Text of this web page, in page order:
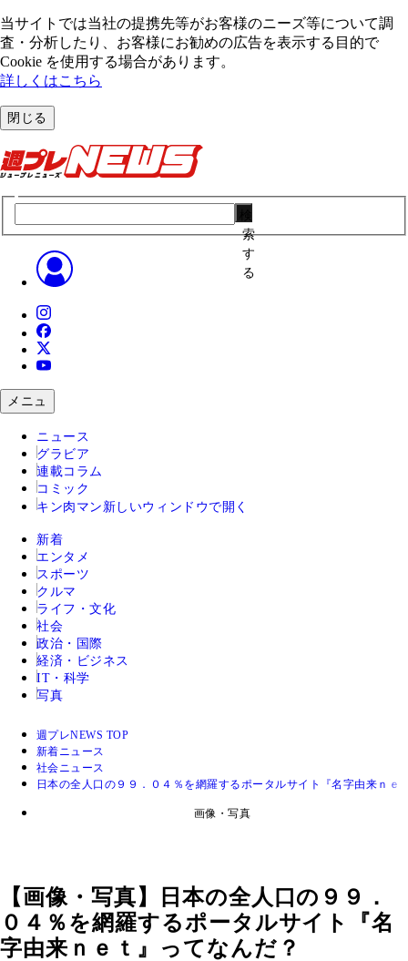
当サイトでは当社の提携先等がお客様のニーズ等について調
査・分析したり、お客様にお勧めの広告を表⽰する⽬的で
Cookie を使⽤する場合があります。
詳しくはこちら
閉じる
索
す
る
メニュ
ニュース
グラビア
連載コラム
コミック
キン肉マン 新しいウィンドウで開く
新着
エンタメ
スポーツ
クルマ
ライフ・文化
社会
政治・国際
経済・ビジネス
IT・科学
写真
週プレNEWS TOP
新着ニュース
社会ニュース
日本の全人口の９９．０４％を網羅するポータルサイト『名字由来ｎｅ
画像・写真
【画像・写真】日本の全人口の９９．
０４％を網羅するポータルサイト『名
字由来ｎｅｔ』ってなんだ？